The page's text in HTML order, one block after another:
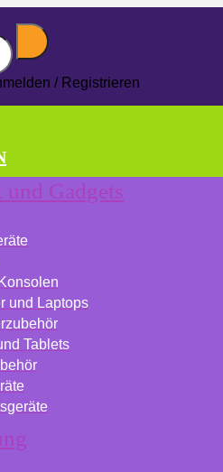
/ Registrieren
Gadgets
und Laptops
Tablets